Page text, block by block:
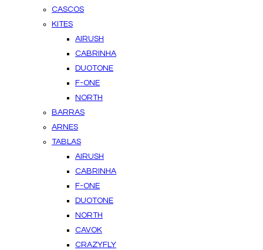
CASCOS
KITES
AIRUSH
CABRINHA
DUOTONE
F-ONE
NORTH
BARRAS
ARNES
TABLAS
AIRUSH
CABRINHA
F-ONE
DUOTONE
NORTH
CAVOK
CRAZYFLY